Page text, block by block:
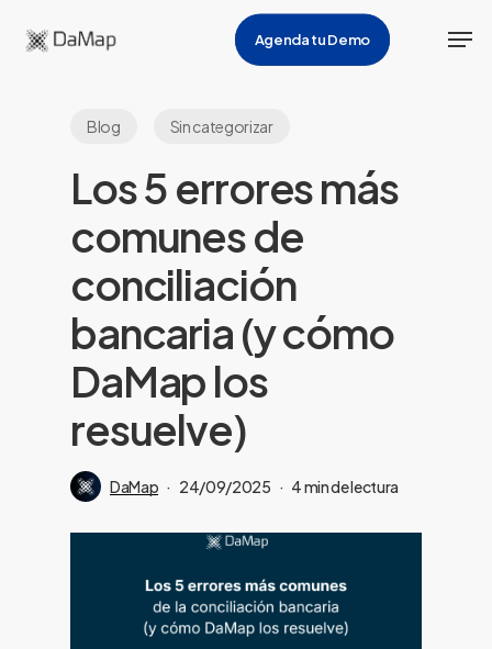
Agenda tu Demo
Blog Sin categorizar
Los 5 errores más
comunes de
conciliación
bancaria (y cómo
DaMap los
resuelve)
DaMap 24/09/2025 4 min de lectura